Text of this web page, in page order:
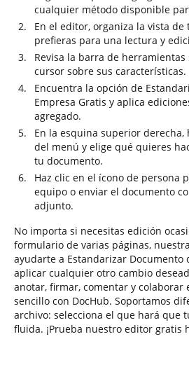
cualquier método disponible
En el editor, organiza la vista
prefieras para una lectura y
Revisa la barra de
cursor sobre sus características.
Encuentra la opción de
Empresa Gratis y aplica
agregado.
En la esquina superior derecha,
del menú y elige qué quieres
tu documento.
Haz clic en el ícono de persona
equipo o enviar el documento
adjunto.
No importa si necesitas edición
formulario de varias páginas,
ayudarte a Estandarizar Documento
aplicar cualquier otro cambio
anotar, firmar, comentar y colaborar
sencillo con DocHub. Soportamos
archivo: selecciona el que hará que
fluida. ¡Prueba nuestro editor gratis